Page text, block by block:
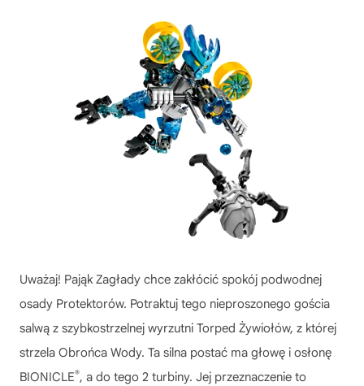
Uważaj! Pająk Zagłady chce zakłócić spokój podwodnej
osady Protektorów. Potraktuj tego nieproszonego gościa
salwą z szybkostrzelnej wyrzutni Torped Żywiołów, z której
strzela Obrońca Wody. Ta silna postać ma głowę i osłonę
BIONICLE®, a do tego 2 turbiny. Jej przeznaczenie to